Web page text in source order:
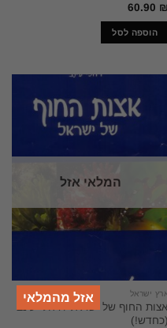
60.90 ₪
הוספה לסל
המלאי אזל
אזל מהמלאי ישראל
אצות החוף של ישראל / רחלי עינב
(כחדש!)